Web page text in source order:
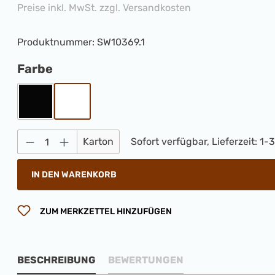
Preise inkl. MwSt. zzgl. Versandkosten
Produktnummer: SW10369.1
Farbeauswählen
Produkt Anzahl: Gib den
Karton Sofort verfügbar, Lieferzeit: 1-
IN DEN WARENKORB
ZUM MERKZETTEL HINZUFÜGEN
BESCHREIBUNG BEWERTUNGEN